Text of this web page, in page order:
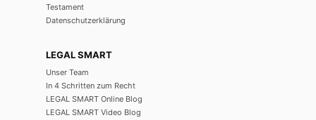
Testament
Datenschutzerklärung
LEGAL SMART
Unser Team
In 4 Schritten zum Recht
LEGAL SMART Online Blog
LEGAL SMART Video Blog